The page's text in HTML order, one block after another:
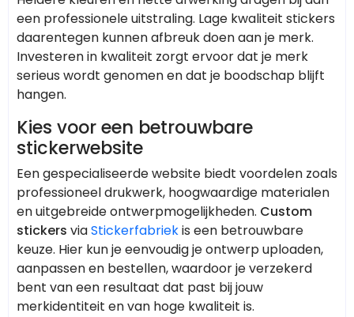
een professionele uitstraling. Lage kwaliteit stickers
daarentegen kunnen afbreuk doen aan je merk.
Investeren in kwaliteit zorgt ervoor dat je merk
serieus wordt genomen en dat je boodschap blijft
hangen.
Kies voor een betrouwbare
stickerwebsite
Een gespecialiseerde website biedt voordelen zoals
professioneel drukwerk, hoogwaardige materialen
en uitgebreide ontwerpmogelijkheden. Custom
stickers viaStickerfabriekis een betrouwbare
keuze. Hier kun je eenvoudig je ontwerp uploaden,
aanpassen en bestellen, waardoor je verzekerd
bent van een resultaat dat past bij jouw
merkidentiteit en van hoge kwaliteit is.